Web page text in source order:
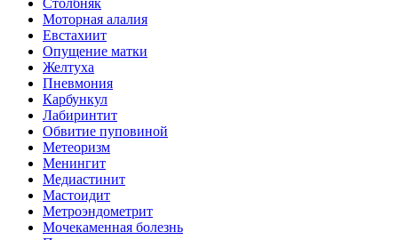
Столбняк
Моторная алалия
Евстахиит
Опущение матки
Желтуха
Пневмония
Карбункул
Лабиринтит
Обвитие пуповиной
Метеоризм
Менингит
Медиастинит
Мастоидит
Метроэндометрит
Мочекаменная болезнь